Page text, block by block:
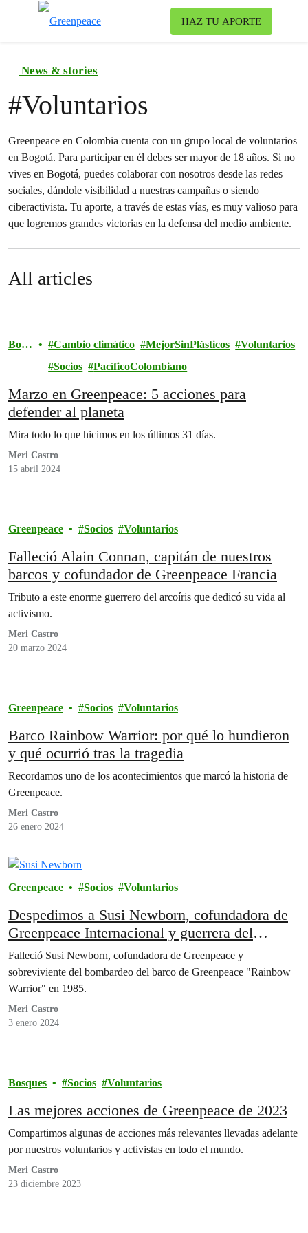
HAZ TU APORTE
News & stories
#Voluntarios
Greenpeace en Colombia cuenta con un grupo local de voluntarios
en Bogotá. Para participar en él debes ser mayor de 18 años. Si no
vives en Bogotá, puedes colaborar con nosotros desde las redes
sociales, dándole visibilidad a nuestras campañas o siendo
ciberactivista. Tu aporte, a través de estas vías, es muy valioso para
que logremos grandes victorias en la defensa del medio ambiente.
All articles
Bosq
Cambio climático MejorSinPlásticos
Voluntarios
Socios
PacíficoColombiano
Marzo en Greenpeace: 5 acciones para
defender al planeta
Mira todo lo que hicimos en los últimos 31 días.
Meri Castro
15 abril 2024
Greenpeace Socios Voluntarios
Falleció Alain Connan, capitán de nuestros
barcos y cofundador de Greenpeace Francia
Tributo a este enorme guerrero del arcoíris que dedicó su vida al
activismo.
Meri Castro
20 marzo 2024
Greenpeace Socios Voluntarios
Barco Rainbow Warrior: por qué lo hundieron
y qué ocurrió tras la tragedia
Recordamos uno de los acontecimientos que marcó la historia de
Greenpeace.
Meri Castro
26 enero 2024
Greenpeace Socios Voluntarios
Despedimos a Susi Newborn, cofundadora de
Greenpeace Internacional y guerrera del
arcoíris
Falleció Susi Newborn, cofundadora de Greenpeace y
sobreviviente del bombardeo del barco de Greenpeace "Rainbow
Warrior" en 1985.
Meri Castro
3 enero 2024
Bosques Socios Voluntarios
Las mejores acciones de Greenpeace de 2023
Compartimos algunas de acciones más relevantes llevadas adelante
por nuestros voluntarios y activistas en todo el mundo.
Meri Castro
23 diciembre 2023